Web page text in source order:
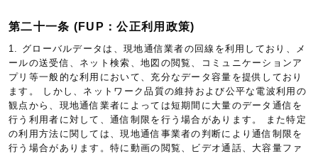
第二十一条 (FUP：公正利用政策)
1. グローバルデータは、現地通信業者の回線を利用しており、メ
ールの送受信、ネット検索、地図の閲覧、コミュニケーションア
プリ等一般的な利用において、充分なデータ容量を提供しており
ます。 しかし、ネットワーク品質の維持および公平な電波利用の
観点から、現地通信業者によっては短期間に大量のデータ通信を
行う利用者に対して、通信制限を行う場合があります。 また特定
の利用方法に関しては、現地通信事業者の判断により通信制限を
行う場合があります。特に動画の閲覧、ビデオ通話、大容量ファ